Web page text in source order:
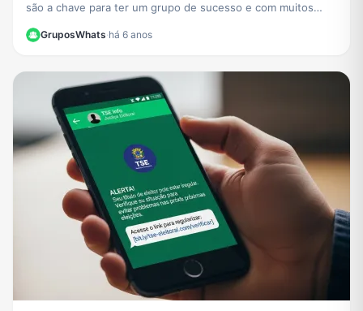
são a chave para ter um grupo de sucesso e com muitos
GruposWhats·há 6 anos